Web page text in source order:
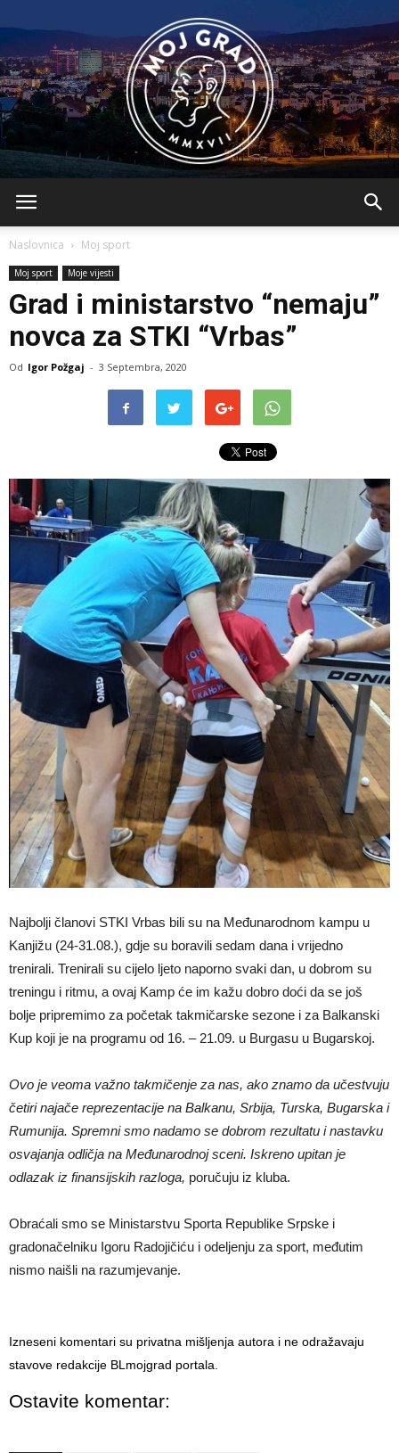
Naslovnica Moj sport
Moj sport Moje vijesti
Grad i ministarstvo “nemaju”
novca za STKI “Vrbas”
Od Igor Požgaj - 3 Septembra, 2020
Najbolji članovi STKI Vrbas bili su na Međunarodnom kampu u
Kanjižu (24-31.08.), gdje su boravili sedam dana i vrijedno
trenirali. Trenirali su cijelo ljeto naporno svaki dan, u dobrom su
treningu i ritmu, a ovaj Kamp će im kažu dobro doći da se još
bolje pripremimo za početak takmičarske sezone i za Balkanski
Kup koji je na programu od 16. – 21.09. u Burgasu u Bugarskoj.
Ovo je veoma važno takmičenje za nas, ako znamo da učestvuju
četiri najače reprezentacije na Balkanu, Srbija, Turska, Bugarska i
Rumunija. Spremni smo nadamo se dobrom rezultatu i nastavku
osvajanja odličja na Međunarodnoj sceni. Iskreno upitan je
odlazak iz finansijskih razloga, poručuju iz kluba.
Obraćali smo se Ministarstvu Sporta Republike Srpske i
gradonačelniku Igoru Radojičiću i odeljenju za sport, međutim
nismo naišli na razumjevanje.
Izneseni komentari su privatna mišljenja autora i ne odražavaju
stavove redakcije BLmojgrad portala.
Ostavite komentar: